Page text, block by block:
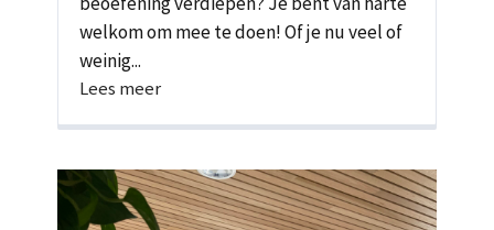
welkom om mee te doen! Of je nu veel of
weinig...
Lees meer